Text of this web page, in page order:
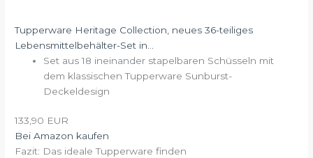
Tupperware Heritage Collection, neues 36-teiliges
Lebensmittelbehälter-Set in...
Set aus 18 ineinander stapelbaren Schüsseln mit
dem klassischen Tupperware Sunburst-
Deckeldesign
133,90 EUR
Bei Amazon kaufen
Fazit: Das ideale Tupperware finden